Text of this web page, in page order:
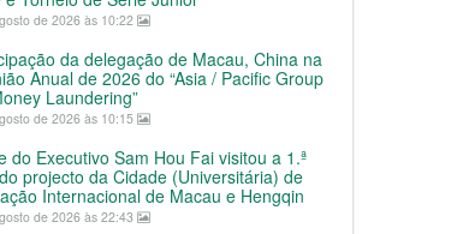
de 2026 às 10:22
da delegação de Macau, China na
Anual de 2026 do “Asia / Pacific Group
Laundering”
de 2026 às 10:15
do Executivo Sam Hou Fai visitou a 1.ª
projecto da Cidade (Universitária) de
Internacional de Macau e Hengqin
de 2026 às 22:43